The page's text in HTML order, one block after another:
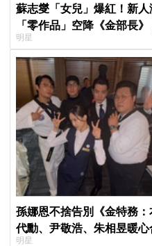
蘇志燮「女兒」爆紅！新
「零作品」空降《金部長》
片被挖出網驚呆：星味藏不
明星
孫娜恩不捨告別《金特務
代勳、尹敬浩、朱相昱暖
明星